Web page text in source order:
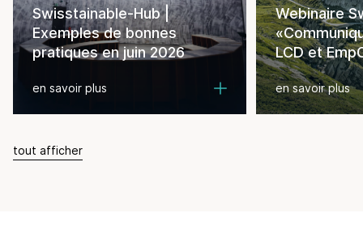
Swisstainable-Hub |
Exemples de bonnes
pratiques en juin 2026
en savoir plus
Webinaire
LCD et
en savoir plus
tout afficher